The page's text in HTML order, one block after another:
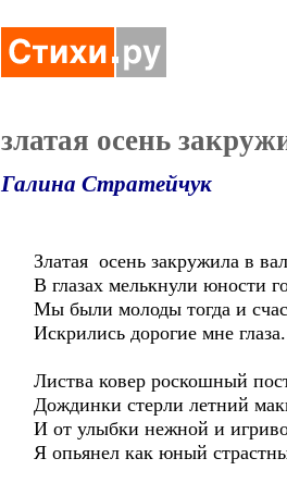
златая осень
Галина Стратейчук
Златая осень закружила в
В глазах мелькнули юности
Мы были молоды тогда и
Искрились дорогие мне глаза.
Листва ковер роскошный
Дождинки стерли летний
И от улыбки нежной и
Я опьянел как юный